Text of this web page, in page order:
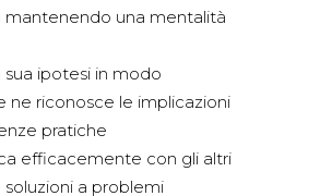
mantenendo una mentalità
sua ipotesi in modo
ne riconosce le implicazioni
pratiche
efficacemente con gli altri
a problemi